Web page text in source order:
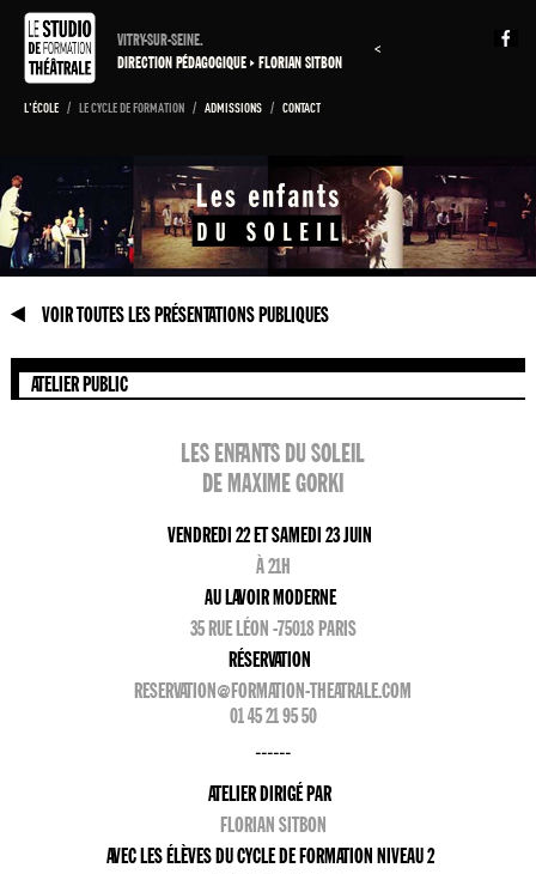
VITRY-SUR-SEINE.
DIRECTION PÉDAGOGIQUE FLORIAN SITBON
<
L'ÉCOLE / LE CYCLE DE FORMATION / ADMISSIONS / CONTACT
VOIR TOUTES LES PRÉSENTATIONS PUBLIQUES
ATELIER PUBLIC
LES ENFANTS DU SOLEIL
DE MAXIME GORKI
VENDREDI 22 ET SAMEDI 23 JUIN
À 21H
AU LAVOIR MODERNE
35 RUE LÉON -75018 PARIS
RÉSERVATION
RESERVATION@FORMATION-THEATRALE.COM
01 45 21 95 50
------
ATELIER DIRIGÉ PAR
FLORIAN SITBON
AVEC LES ÉLÈVES DU CYCLE DE FORMATION NIVEAU 2